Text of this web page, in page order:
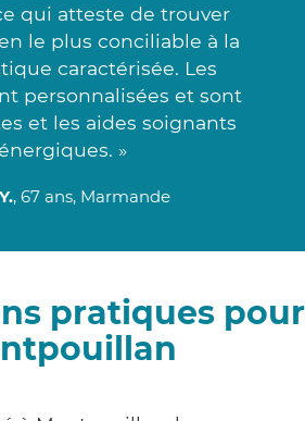
qui atteste de trouver
le plus conciliable à la
caractérisée. Les
personnalisées et sont
et les aides soignants
»
, 67 ans, Marmande
pratiques pour